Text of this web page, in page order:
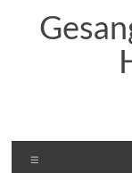
springen